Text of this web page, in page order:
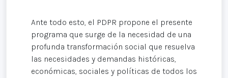
Ante todo esto, el PDPR propone el presente
programa que surge de la necesidad de una
profunda transformación social que resuelva
las necesidades y demandas históricas,
económicas, sociales y políticas de todos los